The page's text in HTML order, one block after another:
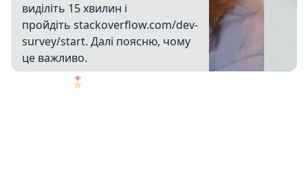
виділіть 15 хвилин і
пройдіть stackoverflow.com/dev-
survey/start. Далі поясню, чому
це важливо.
🎖️